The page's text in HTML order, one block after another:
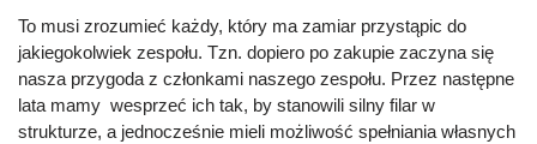
To musi zrozumieć każdy, który ma zamiar przystąpic do
jakiegokolwiek zespołu. Tzn. dopiero po zakupie zaczyna się
nasza przygoda z członkami naszego zespołu. Przez następne
lata mamy wesprzeć ich tak, by stanowili silny filar w
strukturze, a jednocześnie mieli możliwość spełniania własnych